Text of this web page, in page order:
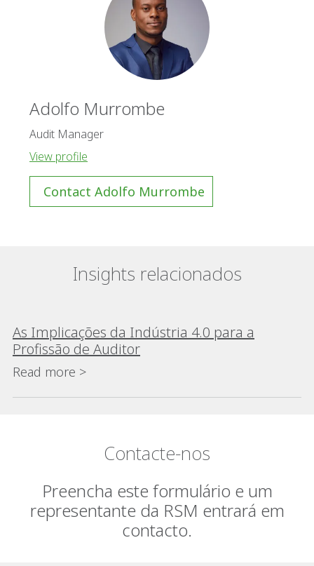
Adolfo Murrombe
Audit Manager
View profile
Contact Adolfo Murrombe
Insights relacionados
As Implicações da Indústria 4.0 para a
Profissão de Auditor
Read more >
Contacte-nos
Preencha este formulário e um
representante da RSM entrará em
contacto.